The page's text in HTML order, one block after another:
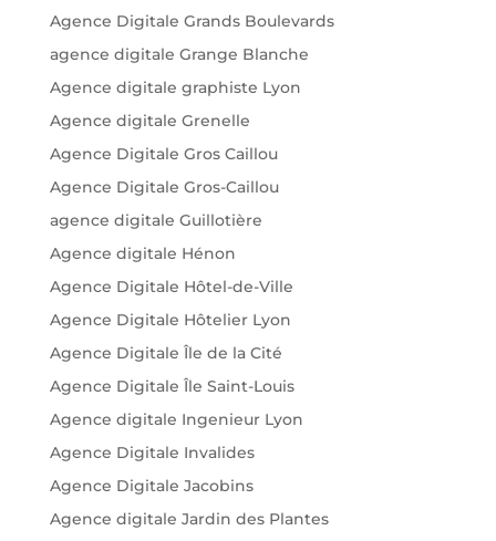
Agence Digitale Grands Boulevards
agence digitale Grange Blanche
Agence digitale graphiste Lyon
Agence digitale Grenelle
Agence Digitale Gros Caillou
Agence Digitale Gros-Caillou
agence digitale Guillotière
Agence digitale Hénon
Agence Digitale Hôtel-de-Ville
Agence Digitale Hôtelier Lyon
Agence Digitale Île de la Cité
Agence Digitale Île Saint-Louis
Agence digitale Ingenieur Lyon
Agence Digitale Invalides
Agence Digitale Jacobins
Agence digitale Jardin des Plantes